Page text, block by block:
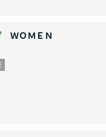
ＷＯＭＥＮ